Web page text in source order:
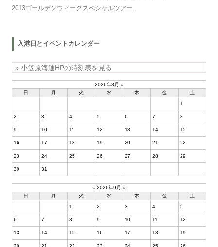
2013ゴールデンウィークスペシャルツアー
入港日とイベントカレンダー
» 小笠原海運HPの時刻表を見る
2026年8月 »
日
月 火 水 木 金
土
1
2 3 4 5 6 7 8
9 10 11 12 13 14 15
16 17 18 19 20 21 22
23 24 25 26 27 28 29
30 31
« 2026年9月 »
日
月 火 水 木 金
土
1
2 3 4 5
6 7 8 9 10 11 12
13 14 15 16 17 18 19
20 21 22 23 24 25 26